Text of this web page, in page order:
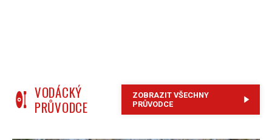
VODÁCKÝ
PRŮVODCE
ZOBRAZIT VŠECHNY
PRŮVODCE